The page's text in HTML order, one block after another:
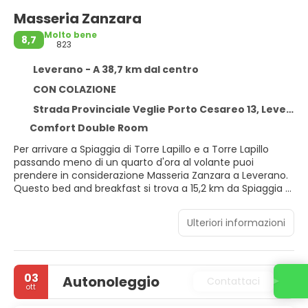
Masseria Zanzara
8,7
Molto bene
823
Leverano - A 38,7 km dal centro
CON COLAZIONE
Strada Provinciale Veglie Porto Cesareo 13, Leverano 73010
Comfort Double Room
Per arrivare a Spiaggia di Torre Lapillo e a Torre Lapillo
passando meno di un quarto d'ora al volante puoi
prendere in considerazione Masseria Zanzara a Leverano.
Questo bed and breakfast si trova a 15,2 km da Spiaggia di
Scopri i molti servizi ricreativi a disposizione, tra cui una
piscina stagionale all'aperto e un giardino da dove
ammirare il paesaggio. In questo bed and breakfast potrai
inoltre contare su il Wi-Fi gratuito, servizi per matrimoni e
un caminetto nella hall.
Ulteriori informazioni
03
ott Autonoleggio Contattaci